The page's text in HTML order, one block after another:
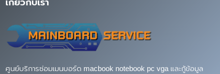
เกี่ยวกับเรา
ศูนย์บริการซ่อมเมนบอร์ด macbook notebook pc vga และกู้ข้อมูล